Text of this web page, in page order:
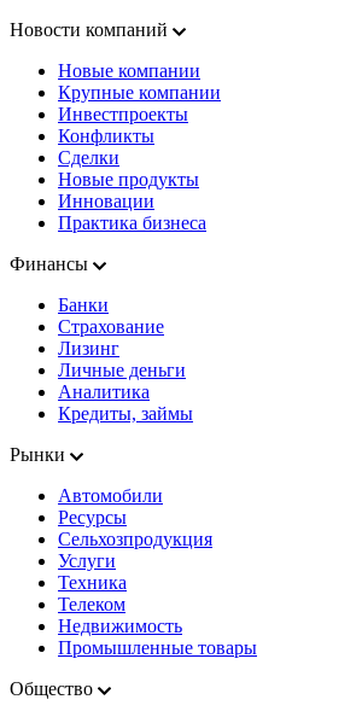
Новости компаний
Новые компании
Крупные компании
Инвестпроекты
Конфликты
Сделки
Новые продукты
Инновации
Практика бизнеса
Финансы
Банки
Страхование
Лизинг
Личные деньги
Аналитика
Кредиты, займы
Рынки
Автомобили
Ресурсы
Сельхозпродукция
Услуги
Техника
Телеком
Недвижимость
Промышленные товары
Общество